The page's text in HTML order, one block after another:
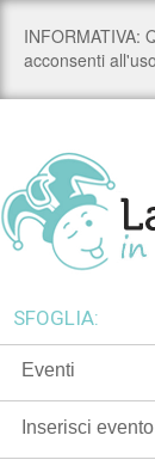
SFOGLIA:
Eventi
Inserisci evento